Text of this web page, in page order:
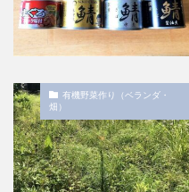
有機野菜作り（ベランダ・
畑）